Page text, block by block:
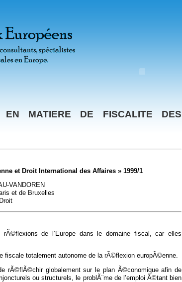
EN MATIERE DE FISCALITE DES
et Droit International des Affaires » 1999/1
VANDOREN
et de Bruxelles
de l’Europe dans le domaine fiscal, car elles
fiscale totalement autonome de la rÃ©flexion europÃ©enne.
rÃ©flÃ©chir globalement sur le plan Ã©conomique afin de
ou structurels, le problÃ¨me de l’emploi Ã©tant bien